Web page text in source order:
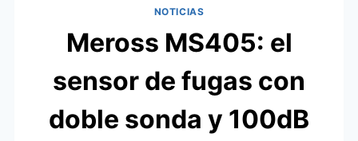
NOTICIAS
Meross MS405: el
sensor de fugas con
doble sonda y 100dB